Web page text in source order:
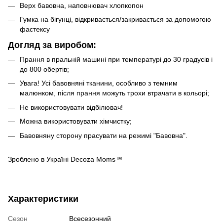
Верх бавовна, наповнювач хлопкопон
Гумка на бігунці, відкривається/закривається за допомогою
фастексу
Догляд за виробом:
Прання в пральній машині при температурі до 30 градусів і
до 800 обертів;
Увага! Усі бавовняні тканини, особливо з темним
малюнком, після прання можуть трохи втрачати в кольорі;
Не використовувати відбілювач!
Можна використовувати хімчистку;
Бавовняну сторону прасувати на режимі "Бавовна".
Зроблено в Україні Decoza Moms™
Характеристики
Сезон Всесезонний